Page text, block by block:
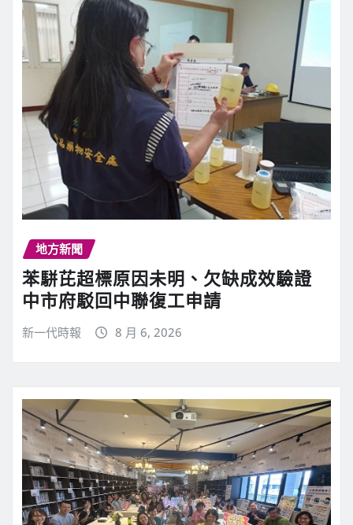
地方新聞
苯駢芘超標原因未明、欠缺成效驗證
中市府駁回中聯復工申請
新一代時報 8 月 6, 2026